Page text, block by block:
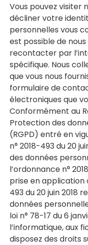
Vous pouvez visiter
décliner votre
personnelles vous
est possible de
recontacter par
spécifique. Nous
que vous nous
formulaire de
électroniques que
Conformément au
Protection des
(RGPD) entré en
n° 2018-493 du 20
des données
l’ordonnance n°
prise en application
493 du 20 juin 2018
données
loi n° 78-17 du 6
l’informatique, aux
disposez des droits